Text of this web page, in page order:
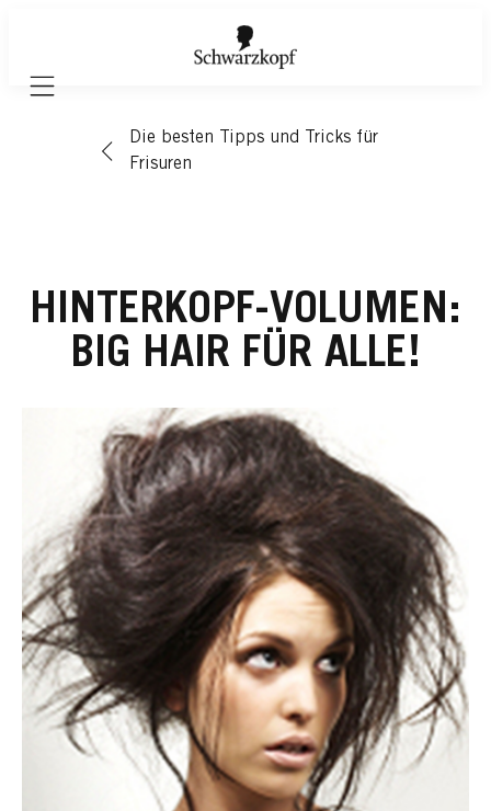
Mobile navigation
Die besten Tipps und Tricks für
Frisuren
HINTERKOPF-VOLUMEN:
BIG HAIR FÜR ALLE!